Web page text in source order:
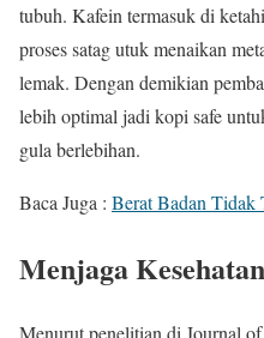
tubuh. Kafein termasuk di
proses satag utuk menaikan
lemak. Dengan demikian
lebih optimal jadi kopi safe
gula berlebihan.
Baca Juga : Berat Badan Tidak
Menjaga